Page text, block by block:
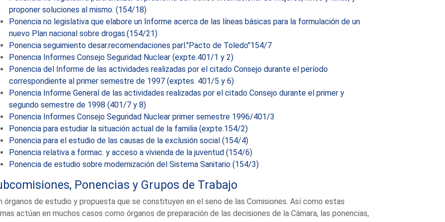
proponer soluciones al mismo. (154/18)
Ponencia no legislativa que elabore un Informe acerca de las líneas básicas para la formulación de un
nuevo Plan nacional sobre drogas.(154/21)
Ponencia seguimiento desar.recomendaciones parl."Pacto de Toledo"154/7
Ponencia Informes Consejo Seguridad Nuclear (expte.401/1 y 2)
Ponencia del Informe de las actividades realizadas por el citado Consejo durante el período
correspondiente al primer semestre de 1997 (exptes. 401/5 y 6)
Ponencia Informe General de las actividades realizadas por el citado Consejo durante el primer y
segundo semestre de 1998 (401/7 y 8)
Ponencia Informes Consejo Seguridad Nuclear primer semestre 1996/401/3
Ponencia para estudiar la situación actual de la familia (expte.154/2)
Ponencia para el estudio de las causas de la exclusión social (154/4)
Ponencia relativa a formac. y acceso a vivienda de la juventud (154/6)
Ponencia de estudio sobre modernización del Sistema Sanitario (154/3)
Ponencias y Grupos de Trabajo
órganos de estudio y propuesta que se constituyen en el seno de las Comisiones. Así como estas
actúan en muchos casos como órganos de preparación de las decisiones de la Cámara, las ponencias,